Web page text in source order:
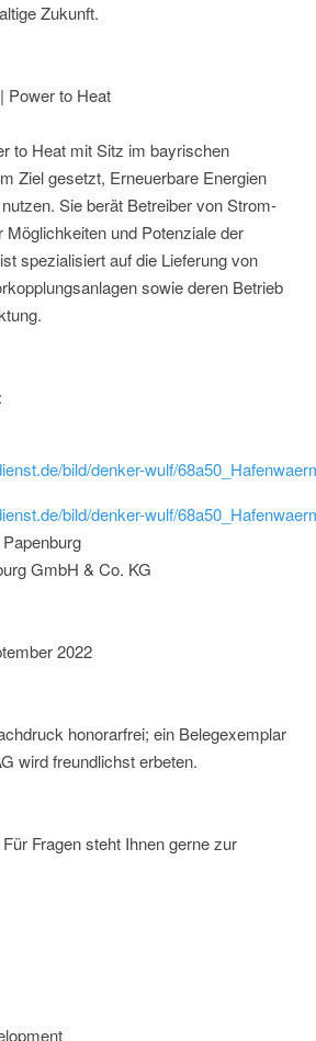
Zukunft.
Power to Heat
to Heat mit Sitz im bayrischen
Ziel gesetzt, Erneuerbare Energien
Sie berät Betreiber von Strom-
Möglichkeiten und Potenziale der
spezialisiert auf die Lieferung von
sowie deren Betrieb
bild/denker-wulf/
bild/denker-wulf/
GmbH & Co. KG
2022
honorarfrei; ein Belegexemplar
wird freundlichst erbeten.
Fragen steht Ihnen gerne zur